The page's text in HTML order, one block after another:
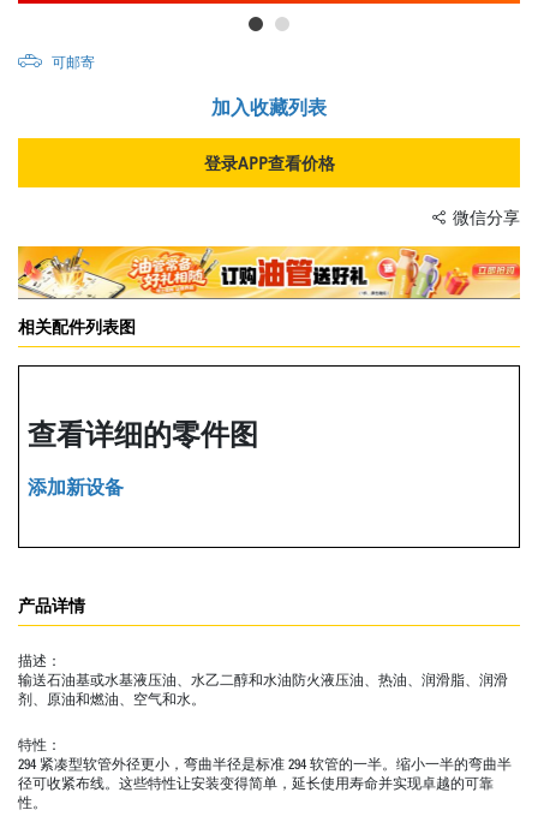
可邮寄
加入收藏列表
登录APP查看价格
微信分享
相关配件列表图
查看详细的零件图
添加新设备
产品详情
描述：
输送石油基或水基液压油、水乙二醇和水油防火液压油、热油、润滑脂、润滑
剂、原油和燃油、空气和水。
特性：
294 紧凑型软管外径更小，弯曲半径是标准 294 软管的一半。缩小一半的弯曲半
径可收紧布线。这些特性让安装变得简单，延长使用寿命并实现卓越的可靠
性。